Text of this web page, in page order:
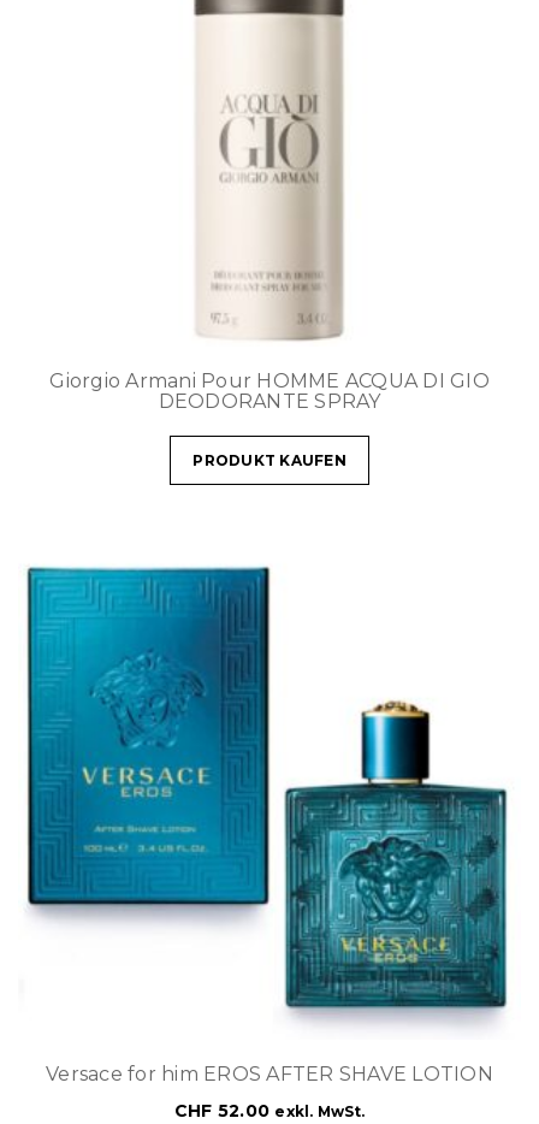
Giorgio Armani Pour HOMME ACQUA DI GIO
DEODORANTE SPRAY
PRODUKT KAUFEN
Versace for him EROS AFTER SHAVE LOTION
CHF 52.00 exkl. MwSt.